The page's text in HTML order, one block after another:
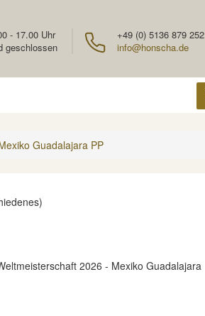
+49 (0) 5136 879 252
info@honscha.de
- 17.00 Uhr
geschlossen
Guadalajara PP
2026 - Mexiko Guadalajara